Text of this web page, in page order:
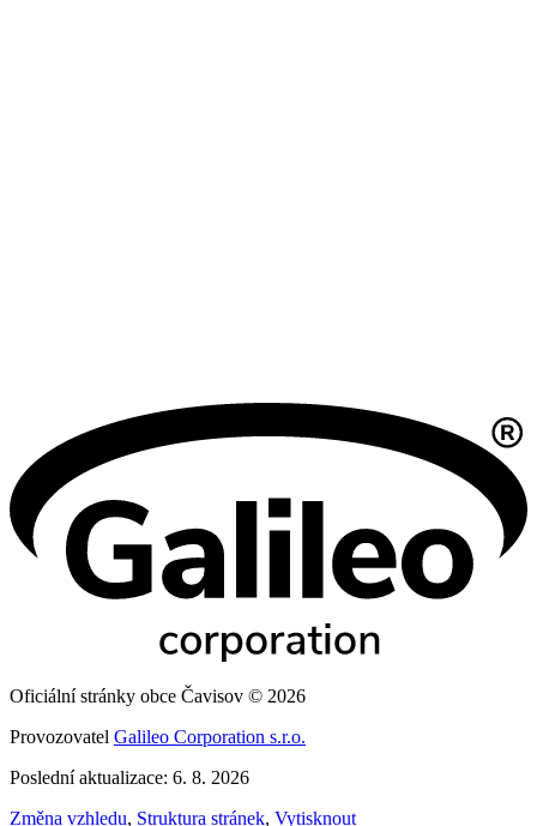
Oficiální stránky obce Čavisov © 2026
Provozovatel Galileo Corporation s.r.o.
Poslední aktualizace: 6. 8. 2026
Změna vzhledu, Struktura stránek, Vytisknout